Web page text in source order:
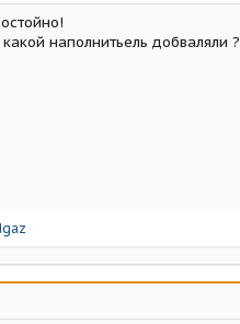
наполнитьель добваляли ?